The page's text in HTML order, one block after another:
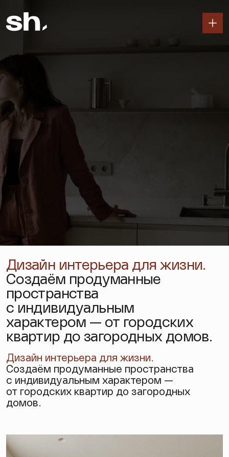
Дизайн интерьера для жизни.
Создаём продуманные
пространства
с индивидуальным
характером — от городских
квартир до загородных домов.
Дизайн интерьера для жизни.
Создаём продуманные пространства
с индивидуальным характером —
от городских квартир до загородных
домов.